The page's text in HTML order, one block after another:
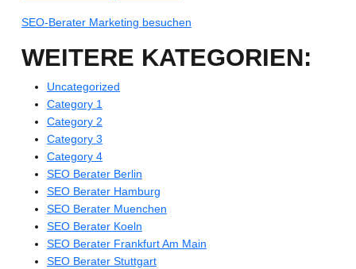
SEO-Berater Marketing besuchen
WEITERE KATEGORIEN:
Uncategorized
Category 1
Category 2
Category 3
Category 4
SEO Berater Berlin
SEO Berater Hamburg
SEO Berater Muenchen
SEO Berater Koeln
SEO Berater Frankfurt Am Main
SEO Berater Stuttgart